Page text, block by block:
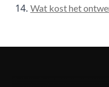
Wat kost het